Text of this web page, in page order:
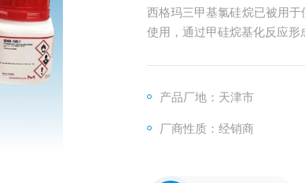
西格玛三甲基氯硅烷已被用
使用，通过甲硅烷基化反应形
产品厂地：天津市
厂商性质：经销商